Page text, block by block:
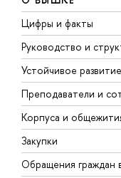
Цифры и факты
Руководство и
Устойчивое
Преподаватели и
Корпуса и
Закупки
Обращения